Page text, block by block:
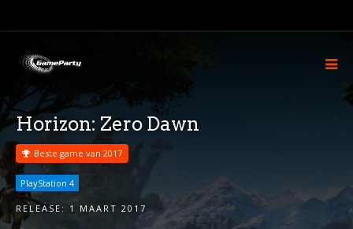
Horizon: Zero Dawn
Beste game van 2017
PlayStation 4
RELEASE: 1 MAART 2017